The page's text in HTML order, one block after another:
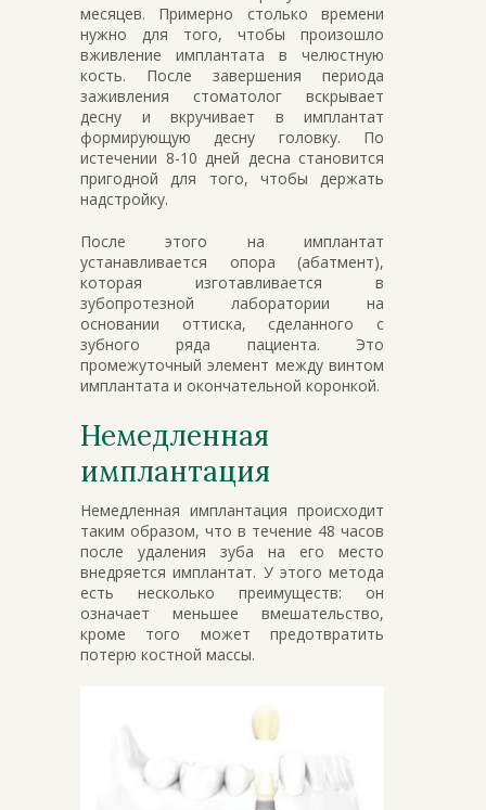
месяцев. Примерно столько времени
нужно для того, чтобы произошло
вживление имплантата в челюстную
кость. После завершения периода
заживления стоматолог вскрывает
десну и вкручивает в имплантат
формирующую десну головку. По
истечении 8-10 дней десна становится
пригодной для того, чтобы держать
надстройку.
После этого на имплантат
устанавливается опора (абатмент),
которая изготавливается в
зубопротезной лаборатории на
основании оттиска, сделанного с
зубного ряда пациента. Это
промежуточный элемент между винтом
имплантата и окончательной коронкой.
Немедленная
имплантация
Немедленная имплантация происходит
таким образом, что в течение 48 часов
после удаления зуба на его место
внедряется имплантат. У этого метода
есть несколько преимуществ: он
означает меньшее вмешательство,
кроме того может предотвратить
потерю костной массы.